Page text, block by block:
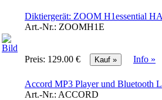
Diktiergerät: ZOOM H1essential
Art.-Nr.: ZOOMH1E
Preis: 129.00 € Info »
Accord MP3 Player und Bluetooth
Art.-Nr.: ACCORD